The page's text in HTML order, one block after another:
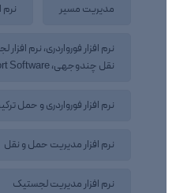
مدیریت مسیر نرم
نرم افزار فورواردری، نرم
نقل چندوجهی، Multimodal Transport Software
نرم افزار فورواردری و حمل
نرم افزار مدیریت حمل و نقل
نرم افزار مدیریت لجستیک